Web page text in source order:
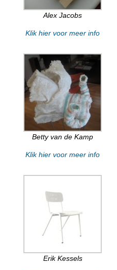
Alex Jacobs
Klik hier voor meer info
Betty van de Kamp
Klik hier voor meer info
Erik Kessels